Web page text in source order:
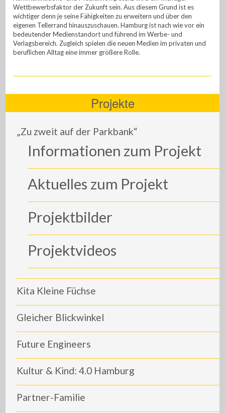
Wettbewerbsfaktor der Zukunft sein. Aus diesem Grund ist es
wichtiger denn je seine Fähigkeiten zu erweitern und über den
eigenen Tellerrand hinauszuschauen. Hamburg ist nach wie vor ein
bedeutender Medienstandort und führend im Werbe- und
Verlagsbereich. Zugleich spielen die neuen Medien im privaten und
beruflichen Alltag eine immer größere Rolle.
Projekte
„Zu zweit auf der Parkbank“
Informationen zum Projekt
Aktuelles zum Projekt
Projektbilder
Projektvideos
Kita Kleine Füchse
Gleicher Blickwinkel
Future Engineers
Kultur & Kind: 4.0 Hamburg
Partner-Familie